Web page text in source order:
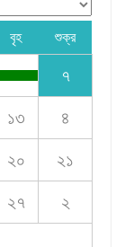
বৃহ শুক্র
৭
১৩ ৪
২০ ২১
২৭ ২